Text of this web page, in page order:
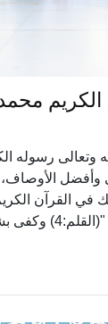
الكريم
وتعالى رسوله
وأفضل
في القرآن
لعلى خلق عظيم